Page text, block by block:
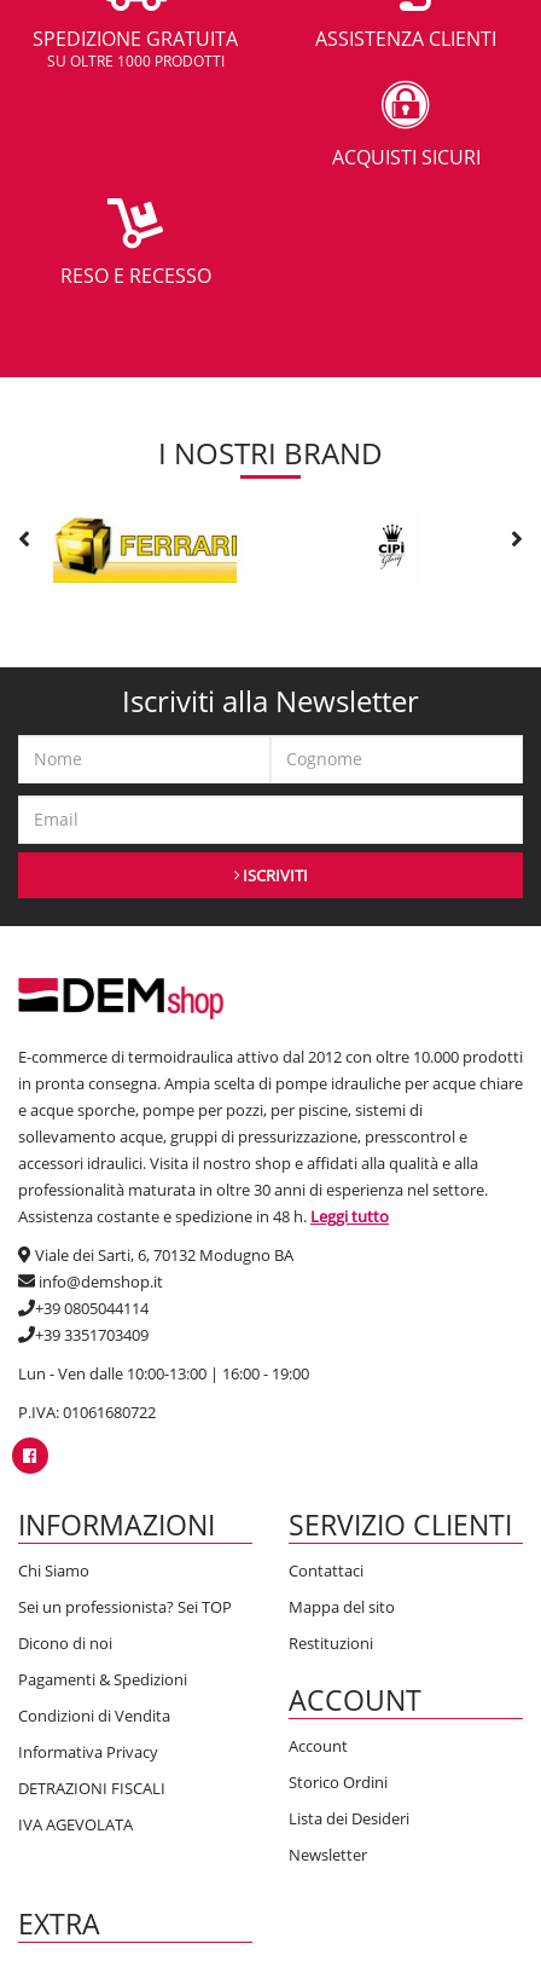
SPEDIZIONE GRATUITA
SU OLTRE 1000 PRODOTTI
ASSISTENZA CLIENTI
ACQUISTI SICURI
RESO E RECESSO
I NOSTRI BRAND
Iscriviti alla Newsletter
ISCRIVITI
E-commerce di termoidraulica attivo dal 2012 con oltre 10.000 prodotti
in pronta consegna. Ampia scelta di pompe idrauliche per acque chiare
e acque sporche, pompe per pozzi, per piscine, sistemi di
sollevamento acque, gruppi di pressurizzazione, presscontrol e
accessori idraulici. Visita il nostro shop e affidati alla qualità e alla
professionalità maturata in oltre 30 anni di esperienza nel settore.
Assistenza costante e spedizione in 48 h. Leggi tutto
Viale dei Sarti, 6, 70132 Modugno BA
info@demshop.it
+39 0805044114
+39 3351703409
Lun - Ven dalle 10:00-13:00 | 16:00 - 19:00
P.IVA: 01061680722
INFORMAZIONI
Chi Siamo
Sei un professionista? Sei TOP
Dicono di noi
Pagamenti & Spedizioni
Condizioni di Vendita
Informativa Privacy
DETRAZIONI FISCALI
IVA AGEVOLATA
SERVIZIO CLIENTI
Contattaci
Mappa del sito
Restituzioni
ACCOUNT
Account
Storico Ordini
Lista dei Desideri
Newsletter
EXTRA